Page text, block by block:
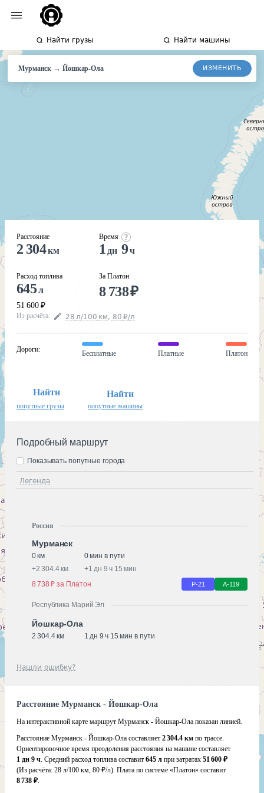
Найти грузы Найти машины
Мурманск → Йошкар-Ола ИЗМЕНИТЬ
Расстояние
2 304км
Расход топлива
645л
51 600 ₽
Время
1 дн 9ч
За Платон
8 738₽
Из расчёта: 28 л/100 км, 80 ₽/л
Дороги:
Бесплатные Платные Платон
Найти
попутные грузы
Найти
попутные машины
Подробный маршрут
Легенда
Показывать попутные города
Россия
Мурманск
0 км
0 мин в пути
+2 304.4 км +1 дн 9 ч 15 мин
8 738 ₽ за Платон
Р-21 А-119
Республика Марий Эл
Йошкар-Ола
2 304.4 км 1 дн 9 ч 15 мин в пути
Нашли ошибку?
Расстояние Мурманск - Йошкар-Ола
На интерактивной карте маршрут Мурманск - Йошкар-Ола показан линией.
Расстояние Мурманск - Йошкар-Ола составляет 2 304.4 км по трассе.
Ориентировочное время преодоления расстояния на машине составляет
1 дн 9 ч. Средний расход топлива составит 645 л при затратах 51 600 ₽
(Из расчёта: 28 л/100 км, 80 ₽/л). Плата по системе «Платон» составит
8 738 ₽.